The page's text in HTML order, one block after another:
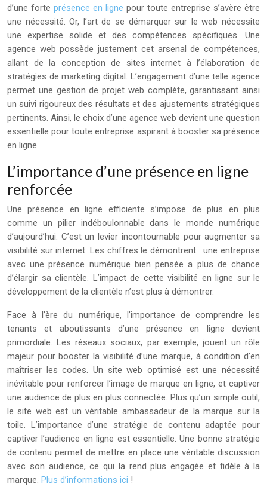
d’une forte présence en ligne pour toute entreprise s’avère être
une nécessité. Or, l’art de se démarquer sur le web nécessite
une expertise solide et des compétences spécifiques. Une
agence web possède justement cet arsenal de compétences,
allant de la conception de sites internet à l’élaboration de
stratégies de marketing digital. L’engagement d’une telle agence
permet une gestion de projet web complète, garantissant ainsi
un suivi rigoureux des résultats et des ajustements stratégiques
pertinents. Ainsi, le choix d’une agence web devient une question
essentielle pour toute entreprise aspirant à booster sa présence
en ligne.
L’importance d’une présence en ligne
renforcée
Une présence en ligne efficiente s’impose de plus en plus
comme un pilier indéboulonnable dans le monde numérique
d’aujourd’hui. C’est un levier incontournable pour augmenter sa
visibilité sur internet. Les chiffres le démontrent : une entreprise
avec une présence numérique bien pensée a plus de chance
d’élargir sa clientèle. L’impact de cette visibilité en ligne sur le
développement de la clientèle n’est plus à démontrer.
Face à l’ère du numérique, l’importance de comprendre les
tenants et aboutissants d’une présence en ligne devient
primordiale. Les réseaux sociaux, par exemple, jouent un rôle
majeur pour booster la visibilité d’une marque, à condition d’en
maîtriser les codes. Un site web optimisé est une nécessité
inévitable pour renforcer l’image de marque en ligne, et captiver
une audience de plus en plus connectée. Plus qu’un simple outil,
le site web est un véritable ambassadeur de la marque sur la
toile. L’importance d’une stratégie de contenu adaptée pour
captiver l’audience en ligne est essentielle. Une bonne stratégie
de contenu permet de mettre en place une véritable discussion
avec son audience, ce qui la rend plus engagée et fidèle à la
marque. Plus d’informations ici !